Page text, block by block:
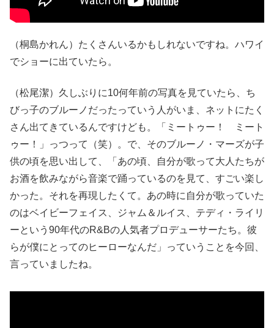
（桐島かれん）たくさんいるかもしれないですね。ハワイ
でショーに出ていたら。
（松尾潔）久しぶりに10何年前の写真を見ていたら、ち
びっ子のブルーノだったっていう人がいま、ネットにたく
さん出てきているんですけども。「ミートゥー！ ミート
ゥー！」っつって（笑）。で、そのブルーノ・マーズが子
供の頃を思い出して、「あの頃、自分が歌って大人たちが
お酒を飲みながら音楽で踊っているのを見て、すごい楽し
かった。それを再現したくて。あの時に自分が歌っていた
のはベイビーフェイス、ジャム＆ルイス、テディ・ライリ
ーという90年代のR&Bの人気者プロデューサーたち。彼
らが僕にとってのヒーローなんだ」っていうことを今回、
言っていましたね。